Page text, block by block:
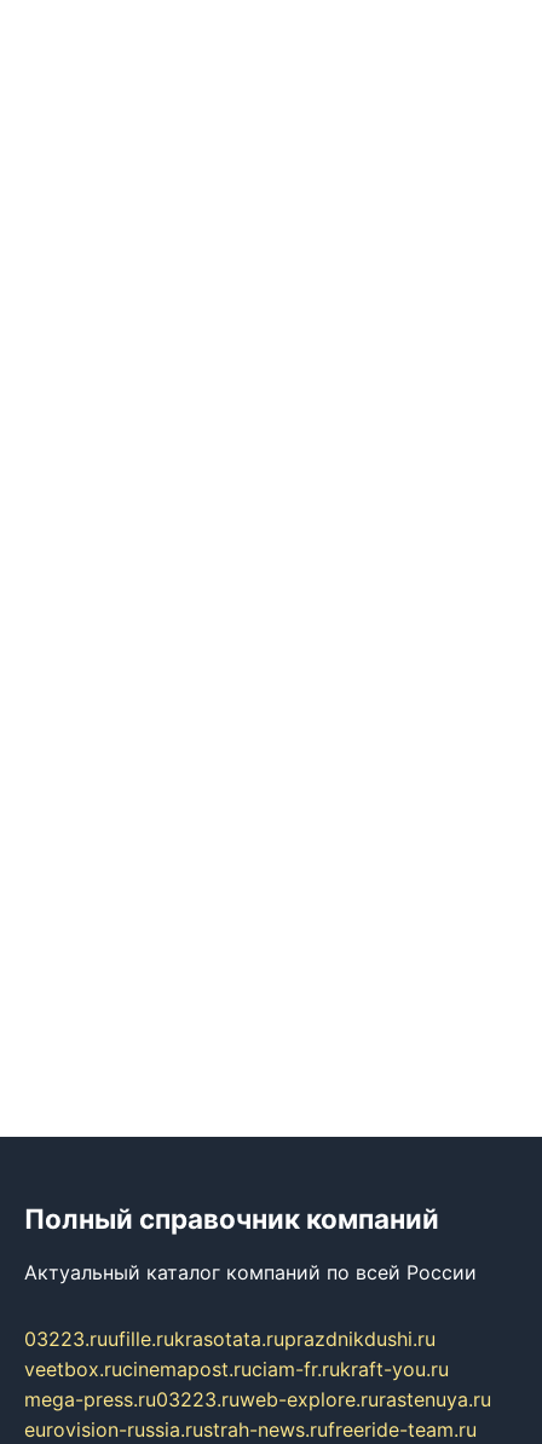
Полный справочник компаний
Актуальный каталог компаний по всей России
03223.ruufille.rukrasotata.ruprazdnikdushi.ru
veetbox.rucinemapost.ruciam-fr.rukraft-you.ru
mega-press.ru03223.ruweb-explore.rurastenuya.ru
eurovision-russia.rustrah-news.rufreeride-team.ru